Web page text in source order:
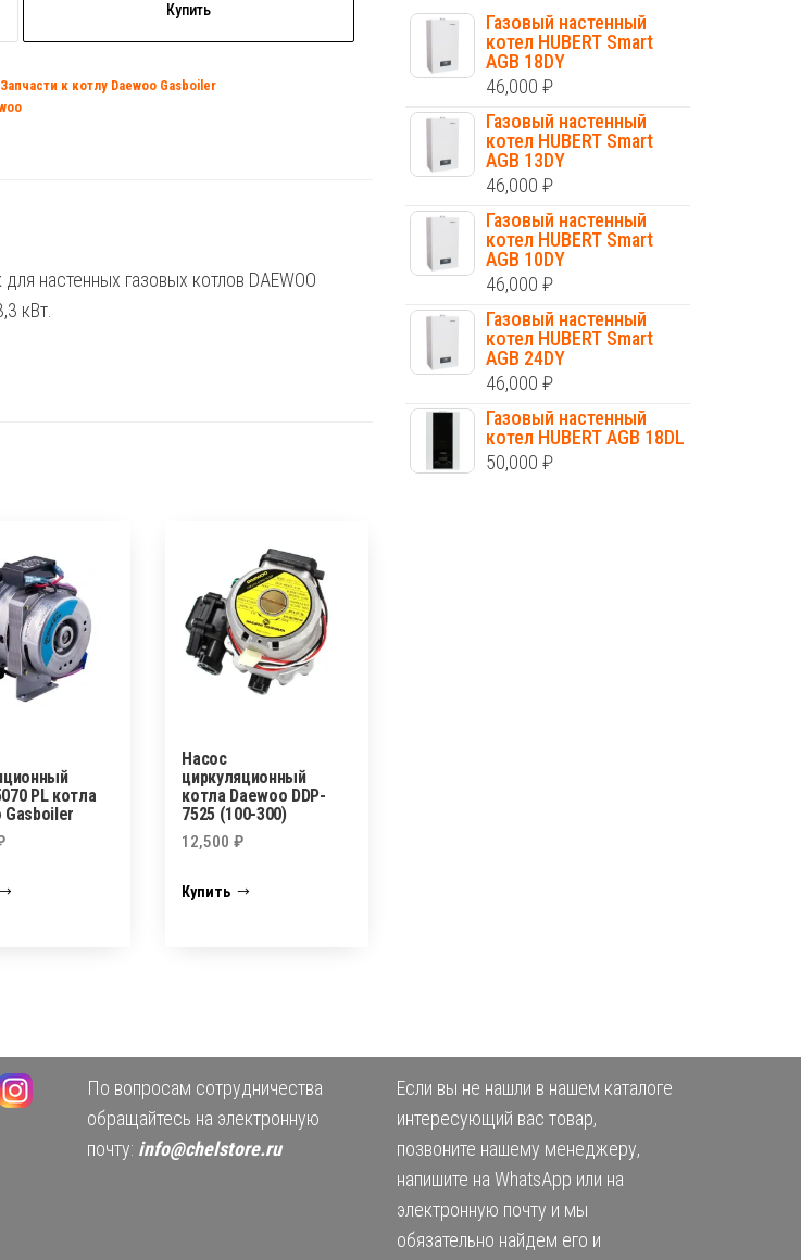
Купить
Запчасти к котлу Daewoo Gasboiler
настенных газовых котлов DAEWOO
кВт.
PL котла
Gasboiler
Насос
циркуляционный
котла Daewoo DDP-
7525 (100-300)
12,500₽
Купить
Газовый настенный
котел HUBERT Smart
AGB 18DY
46,000 ₽
Газовый настенный
котел HUBERT Smart
AGB 13DY
46,000 ₽
Газовый настенный
котел HUBERT Smart
AGB 10DY
46,000 ₽
Газовый настенный
котел HUBERT Smart
AGB 24DY
46,000 ₽
Газовый настенный
котел HUBERT AGB 18DL
50,000 ₽
По вопросам сотрудничества
обращайтесь на электронную
почту: info@chelstore.ru
Если вы не нашли в нашем каталоге
интересующий вас товар,
позвоните нашему менеджеру,
напишите на WhatsApp или на
электронную почту и мы
обязательно найдем его и